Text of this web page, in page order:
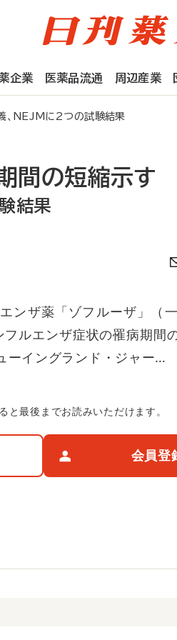
企業 医薬品流通 周辺産業
、NEJMに2つの試験結果
期間の短縮示す
結果
ンザ薬「ゾフルーザ」（
ルエンザ症状の罹病期間
ーイングランド・ジャー…
と最後までお読みいただけます。
会員登